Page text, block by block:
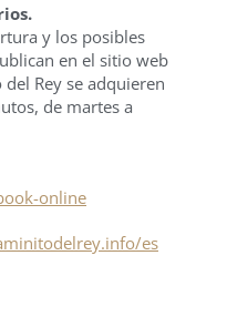
y los posibles
en el sitio web
Rey se adquieren
de martes a
online
es